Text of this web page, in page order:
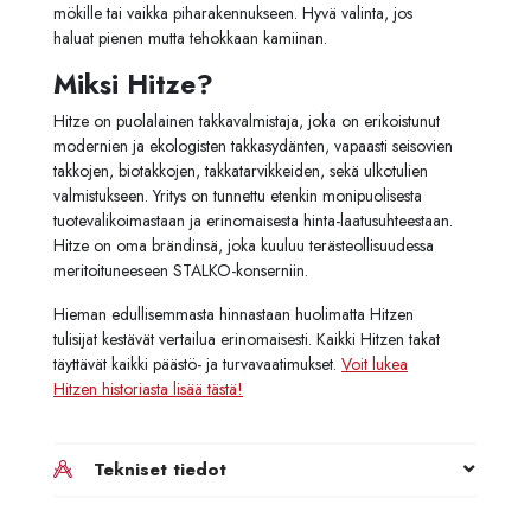
mökille tai vaikka piharakennukseen. Hyvä valinta, jos
haluat pienen mutta tehokkaan kamiinan.
Miksi Hitze?
Hitze on puolalainen takkavalmistaja, joka on erikoistunut
modernien ja ekologisten takkasydänten, vapaasti seisovien
takkojen, biotakkojen, takkatarvikkeiden, sekä ulkotulien
valmistukseen. Yritys on tunnettu etenkin monipuolisesta
tuotevalikoimastaan ja erinomaisesta hinta-laatusuhteestaan.
Hitze on oma brändinsä, joka kuuluu terästeollisuudessa
meritoituneeseen STALKO-konserniin.
Hieman edullisemmasta hinnastaan huolimatta Hitzen
tulisijat kestävät vertailua erinomaisesti. Kaikki Hitzen takat
täyttävät kaikki päästö- ja turvavaatimukset. Voit lukea
Hitzen historiasta lisää tästä!
Tekniset tiedot